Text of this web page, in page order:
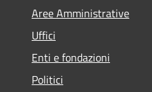
Aree Amministrative
Uffici
Enti e fondazioni
Politici